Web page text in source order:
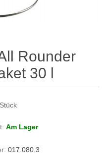
Rounder
30 l
Am Lager
017.080.3